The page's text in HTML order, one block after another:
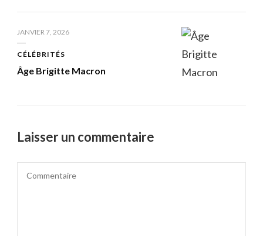
JANVIER 7, 2026
CÉLÉBRITÉS
Âge Brigitte Macron
Laisser un commentaire